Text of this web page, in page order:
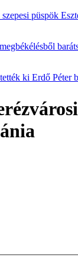
püspök
ki Erdő Péter